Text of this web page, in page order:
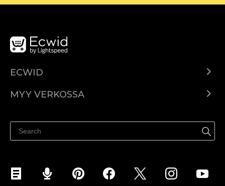
ECWID
Hinnoittelu
MYY VERKOSSA
Myy Facebookissa
Myy Instagramissa